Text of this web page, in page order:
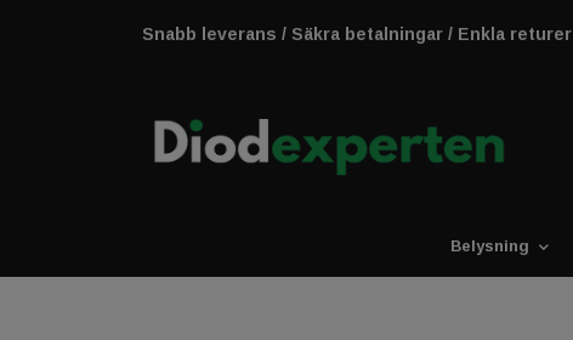
Snabb leverans / Säkra betalningar / Enkla returer
Belysning